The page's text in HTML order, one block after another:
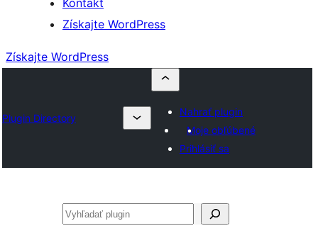
Kontakt
Získajte WordPress
Získajte WordPress
Plugin Directory
Nahrať plugin
Moje obľúbené
Prihlásiť sa
Hľadať